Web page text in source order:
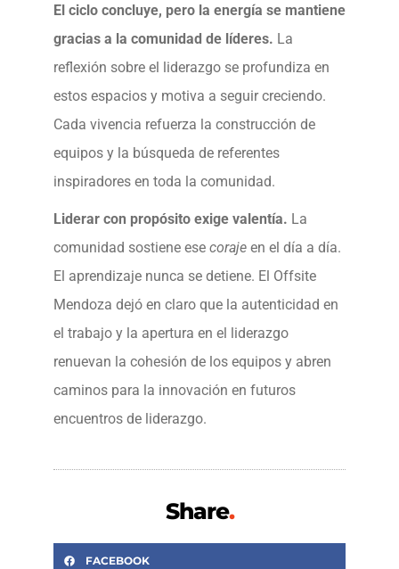
El ciclo concluye, pero la energía se mantiene
gracias a la comunidad de líderes. La
reflexión sobre el liderazgo se profundiza en
estos espacios y motiva a seguir creciendo.
Cada vivencia refuerza la construcción de
equipos y la búsqueda de referentes
inspiradores en toda la comunidad.
Liderar con propósito exige valentía. La
comunidad sostiene ese coraje en el día a día.
El aprendizaje nunca se detiene. El Offsite
Mendoza dejó en claro que la autenticidad en
el trabajo y la apertura en el liderazgo
renuevan la cohesión de los equipos y abren
caminos para la innovación en futuros
encuentros de liderazgo.
Share.
FACEBOOK